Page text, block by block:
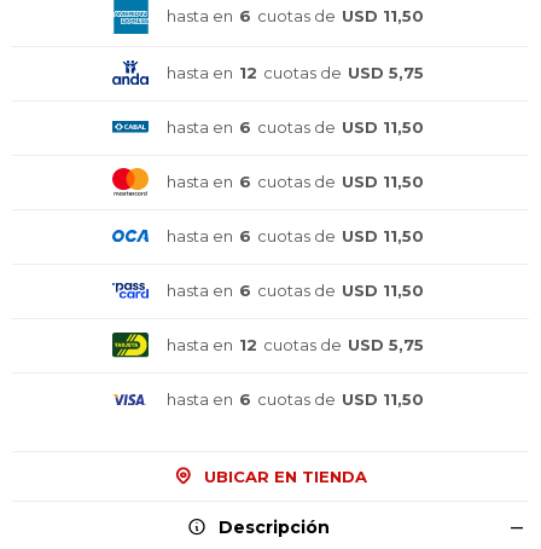
hasta en 6 cuotas de USD 11,50
hasta en 12 cuotas de USD 5,75
hasta en 6 cuotas de USD 11,50
hasta en 6 cuotas de USD 11,50
hasta en 6 cuotas de USD 11,50
hasta en 6 cuotas de USD 11,50
hasta en 12 cuotas de USD 5,75
hasta en 6 cuotas de USD 11,50
UBICAR EN TIENDA
Descripción